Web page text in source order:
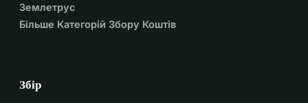
Землетрус
Більше Категорій Збору Коштів
Збір